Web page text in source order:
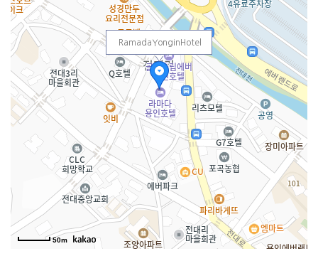
RamadaYonginHotel
50m